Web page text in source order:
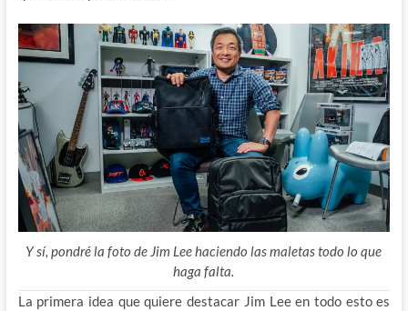
Y sí, pondré la foto de Jim Lee haciendo las maletas todo lo que
haga falta.
La primera idea que quiere destacar Jim Lee en todo esto es